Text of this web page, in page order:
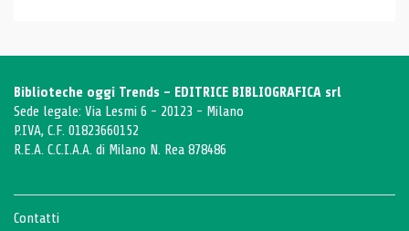
Biblioteche oggi Trends - EDITRICE BIBLIOGRAFICA srl
Sede legale: Via Lesmi 6 - 20123 - Milano
P.IVA, C.F. 01823660152
R.E.A. C.C.I.A.A. di Milano N. Rea 878486
Contatti